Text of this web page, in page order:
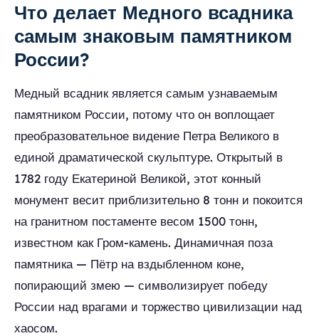
Что делает Медного всадника
самым знаковым памятником
России?
Медный всадник является самым узнаваемым
памятником России, потому что он воплощает
преобразовательное видение Петра Великого в
единой драматической скульптуре. Открытый в
1782 году Екатериной Великой, этот конный
монумент весит приблизительно 8 тонн и покоится
на гранитном постаменте весом 1500 тонн,
известном как Гром-камень. Динамичная поза
памятника — Пётр на вздыбленном коне,
попирающий змею — символизирует победу
России над врагами и торжество цивилизации над
хаосом.